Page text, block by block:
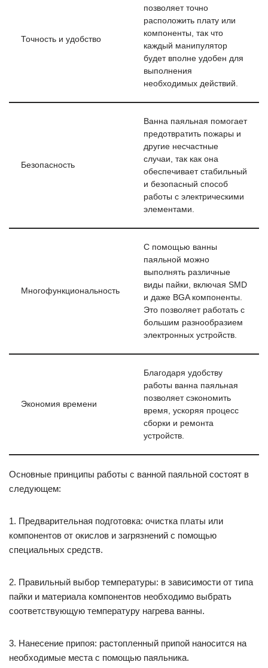
Точность и удобство
позволяет точно
расположить плату или
компоненты, так что
каждый манипулятор
будет вполне удобен для
выполнения
необходимых действий.
Безопасность
Ванна паяльная помогает
предотвратить пожары и
другие несчастные
случаи, так как она
обеспечивает стабильный
и безопасный способ
работы с электрическими
элементами.
Многофункциональность
С помощью ванны
паяльной можно
выполнять различные
виды пайки, включая SMD
и даже BGA компоненты.
Это позволяет работать с
большим разнообразием
электронных устройств.
Экономия времени
Благодаря удобству
работы ванна паяльная
позволяет сэкономить
время, ускоряя процесс
сборки и ремонта
устройств.
Основные принципы работы с ванной паяльной состоят в
следующем:
1. Предварительная подготовка: очистка платы или
компонентов от окислов и загрязнений с помощью
специальных средств.
2. Правильный выбор температуры: в зависимости от типа
пайки и материала компонентов необходимо выбрать
соответствующую температуру нагрева ванны.
3. Нанесение припоя: растопленный припой наносится на
необходимые места с помощью паяльника.